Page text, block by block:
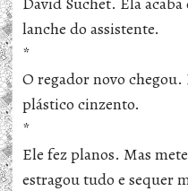
lanche do assistente.
*
O regador novo
plástico cinzento.
*
Ele fez planos. Mas
estragou tudo e sequer